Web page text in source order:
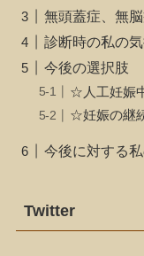
無頭蓋症、無
診断時の私の
今後の選択肢
☆人工妊娠
☆妊娠の継
今後に対する
Twitter